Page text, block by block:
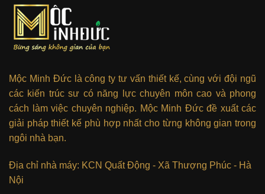
Mộc Minh Đức là công ty tư vấn thiết kế, cùng với đội ngũ
các kiến trúc sư có năng lực chuyên môn cao và phong
cách làm việc chuyên nghiệp. Mộc Minh Đức đề xuất các
giải pháp thiết kế phù hợp nhất cho từng không gian trong
ngôi nhà bạn.
Địa chỉ nhà máy: KCN Quất Động - Xã Thượng Phúc - Hà
Nội